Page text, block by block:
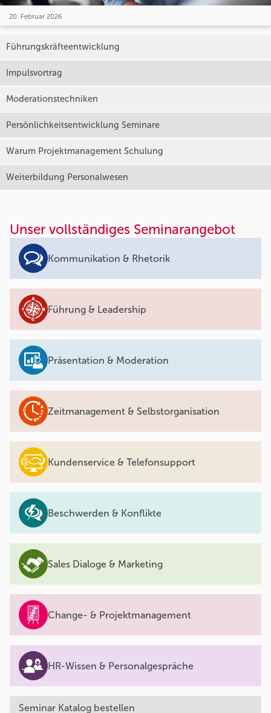
20. Februar 2026
Führungskräfteentwicklung
Impulsvortrag
Moderationstechniken
Persönlichkeitsentwicklung Seminare
Warum Projektmanagement Schulung
Weiterbildung Personalwesen
Unser vollständiges Seminarangebot
Kommunikation & Rhetorik
Führung & Leadership
Präsentation & Moderation
Zeitmanagement & Selbstorganisation
Kundenservice & Telefonsupport
Beschwerden & Konflikte
Sales Dialoge & Marketing
Change- & Projektmanagement
HR-Wissen & Personalgespräche
Seminar Katalog bestellen